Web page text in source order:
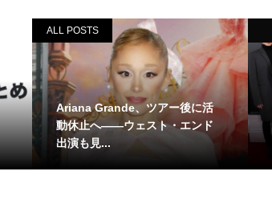
ALL POSTS
Ariana Grande、ツアー後に活
動休止へ――ウェスト・エンド
出演も見...